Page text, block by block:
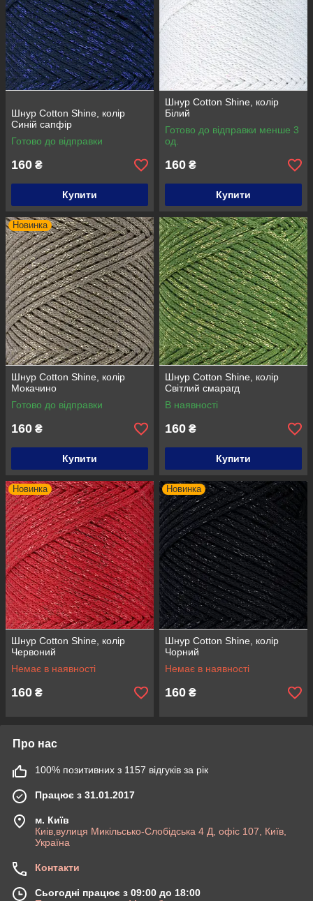
Шнур Cotton Shine, колір
Синій сапфір
Готово до відправки
160 ₴
Купити
Шнур Cotton Shine, колір
Білий
Готово до відправки менше 3
од.
160 ₴
Купити
Новинка
Шнур Cotton Shine, колір
Мокачино
Готово до відправки
160 ₴
Купити
Шнур Cotton Shine, колір
Світлий смарагд
В наявності
160 ₴
Купити
Новинка
Шнур Cotton Shine, колір
Червоний
Немає в наявності
160 ₴
Новинка
Шнур Cotton Shine, колір
Чорний
Немає в наявності
160 ₴
Про нас
100% позитивних з 1157 відгуків за рік
Працює з 31.01.2017
м. Київ
Киів,вулиця Микільсько-Слобідська 4 Д, офіс 107, Київ,
Україна
Контакти
Сьогодні працює з 09:00 до 18:00